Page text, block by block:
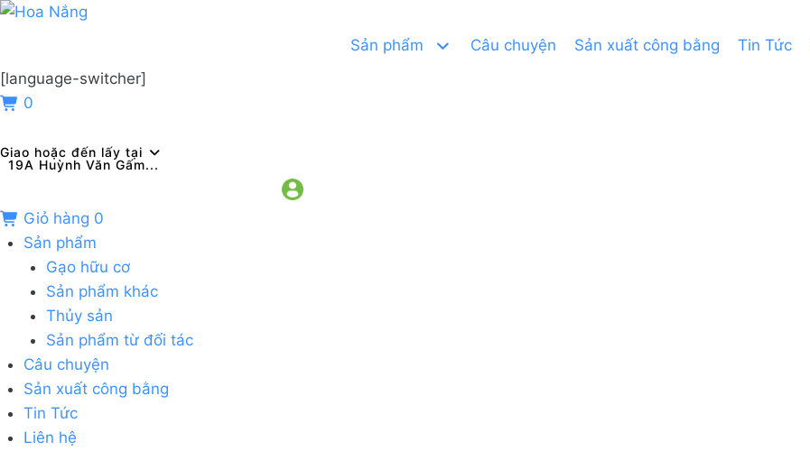
Sản phẩm Câu chuyện Sản xuất công bằng Tin Tức
[language-switcher]
0
Giao hoặc đến lấy tại
19A Huỳnh Văn Gấm...
Giỏ hàng 0
Sản phẩm
Gạo hữu cơ
Sản phẩm khác
Thủy sản
Sản phẩm từ đối tác
Câu chuyện
Sản xuất công bằng
Tin Tức
Liên hệ